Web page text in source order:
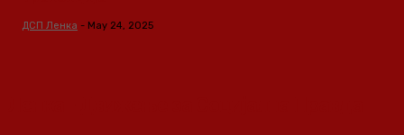
ДСП Ленка - May 24, 2025